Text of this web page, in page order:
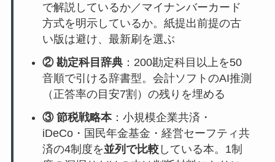
で解説しているか／マイナンバーカード
方式を明示しているか。紙提出前提の古
い版は避け、最新刷を選ぶ
② 勘定科目辞典：200勘定科目以上を50
音順で引ける辞書型。会計ソフトのAI推測
（正答率の目安7割）の残りを埋める
③ 節税戦略本：小規模企業共済・
iDeCo・国民年金基金・経営セーフティ共
済の4制度を並列で比較している本。1制